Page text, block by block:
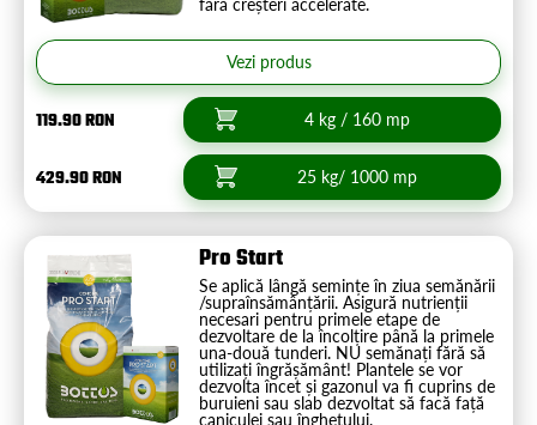
fără creșteri accelerate.
Vezi produs
119.90 RON 4 kg / 160 mp
429.90 RON 25 kg/ 1000 mp
Pro Start
Se aplică lângă semințe în ziua semănării
/supraînsămânțării. Asigură nutrienții
necesari pentru primele etape de
dezvoltare de la încolțire până la primele
una-două tunderi. NU semănați fără să
utilizați îngrășământ! Plantele se vor
dezvolta încet și gazonul va fi cuprins de
buruieni sau slab dezvoltat să facă față
caniculei sau înghețului.